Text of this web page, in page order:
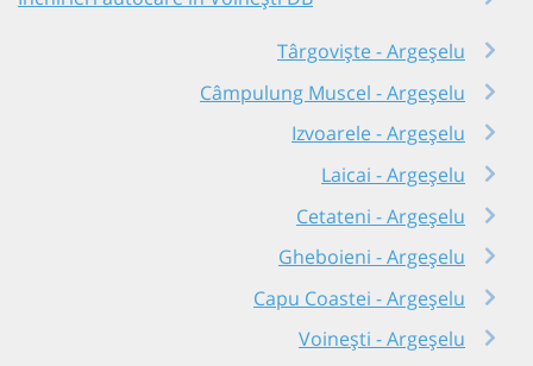
Târgoviște - Argeșelu
Câmpulung Muscel - Argeșelu
Izvoarele - Argeșelu
Laicai - Argeșelu
Cetateni - Argeșelu
Gheboieni - Argeșelu
Capu Coastei - Argeșelu
Voinești - Argeșelu